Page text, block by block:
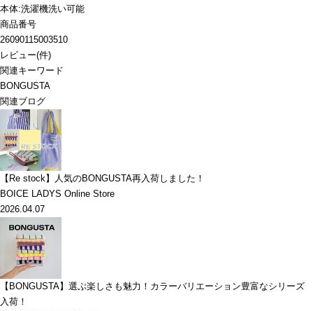
本体:洗濯機洗い可能
商品番号
26090115003510
レビュー(件)
関連キーワード
BONGUSTA
関連ブログ
【Re stock】人気のBONGUSTA再入荷しました！
BOICE LADYS Online Store
2026.04.07
【BONGUSTA】選ぶ楽しさも魅力！カラーバリエーション豊富なシリーズ
入荷！